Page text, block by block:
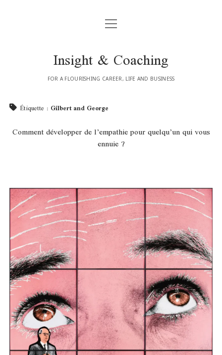
STRESS & BURN-OUT
COACHING TRAINING
SUPERVISION
GET INSPIRED
PUBLICATIONS
ARTICLES
TESTIMONIALS | TÉMOIGNAGES
facebookinstagram
linkedin
email
ouvrir
menu
Insight & Coaching
FOR A FLOURISHING CAREER, LIFE AND BUSINESS
Étiquette : Gilbert and George
Comment développer de l’empathie pour quelqu’un qui vous
ennuie ?